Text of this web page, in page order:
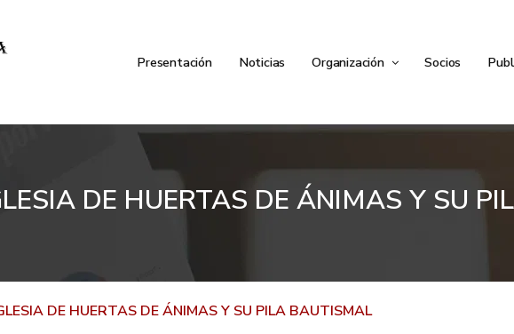
Presentación Noticias Organización Socios
DE HUERTAS DE ÁNIMAS Y SU
DE HUERTAS DE ÁNIMAS Y SU PILA BAUTISMAL